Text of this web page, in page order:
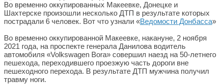
Во временно оккупированных Макеевке, Донецке и
Шахтерске произошли несколько ДТП в результате которых
пострадали 6 человек. Вот что узнали «Ведомости Донбасса»
Во временно оккупированной Макеевке, накануне, 2 ноября
2021 года, на проспекте генерала Данилова водитель
автомобиля «Volkswagen Bora» совершил наезд на 50-летнего
пешехода, переходившего проезжую часть дороги вне
пешеходного перехода. В результате ДТП мужчина получил
травму ноги.